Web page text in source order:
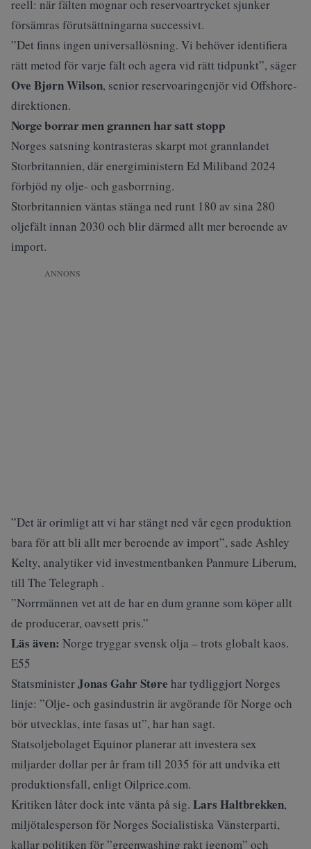
reell: när fälten mognar och reservoartrycket sjunker
försämras förutsättningarna successivt.
”Det finns ingen universallösning. Vi behöver identifiera
rätt metod för varje fält och agera vid rätt tidpunkt”, säger
Ove Bjørn Wilson, senior reservoaringenjör vid Offshore-
direktionen.
Norge borrar men grannen har satt stopp
Norges satsning kontrasteras skarpt mot grannlandet
Storbritannien, där energiministern Ed Miliband 2024
förbjöd ny olje- och gasborrning.
Storbritannien väntas stänga ned runt 180 av sina 280
oljefält innan 2030 och blir därmed allt mer beroende av
import.
ANNONS
”Det är orimligt att vi har stängt ned vår egen produktion
bara för att bli allt mer beroende av import”, sade Ashley
Kelty, analytiker vid investmentbanken Panmure Liberum,
till The Telegraph .
”Norrmännen vet att de har en dum granne som köper allt
de producerar, oavsett pris.”
Läs även: Norge tryggar svensk olja – trots globalt kaos.
E55
StatsministerJonas Gahr Støre har tydliggjort Norges
linje: ”Olje- och gasindustrin är avgörande för Norge och
bör utvecklas, inte fasas ut”, har han sagt.
Statsoljebolaget Equinor planerar att investera sex
miljarder dollar per år fram till 2035 för att undvika ett
produktionsfall, enligt Oilprice.com.
Kritiken låter dock inte vänta på sig. Lars Haltbrekken,
miljötalesperson för Norges Socialistiska Vänsterparti,
kallar politiken för ”greenwashing rakt igenom” och